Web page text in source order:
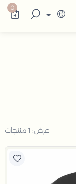
تضم ترامس 0
عرض: 1 منتجات